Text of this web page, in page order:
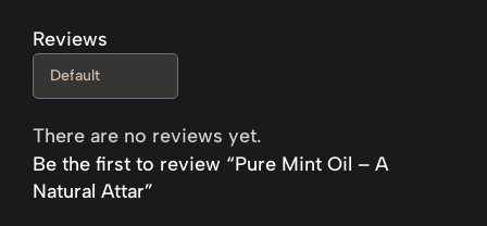
Reviews
There are no reviews yet.
Be the first to review “Pure Mint Oil – A
Natural Attar”